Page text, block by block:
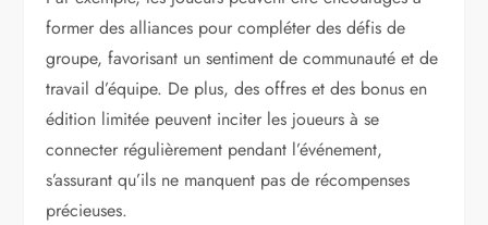
former des alliances pour compléter des défis de
groupe, favorisant un sentiment de communauté et de
travail d’équipe. De plus, des offres et des bonus en
édition limitée peuvent inciter les joueurs à se
connecter régulièrement pendant l’événement,
s’assurant qu’ils ne manquent pas de récompenses
précieuses.